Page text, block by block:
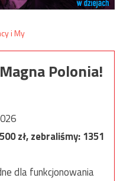
Polonia!
zł, zebraliśmy:1351
dla funkcjonowania